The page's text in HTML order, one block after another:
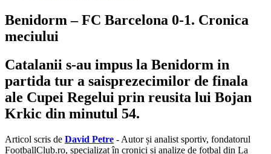
Benidorm – FC Barcelona 0-1. Cronica
meciului
Catalanii s-au impus la Benidorm in
partida tur a saisprezecimilor de finala
ale Cupei Regelui prin reusita lui Bojan
Krkic din minutul 54.
Articol scris de David Petre - Autor și analist sportiv, fondatorul
FootballClub.ro, specializat în cronici și analize de fotbal din La